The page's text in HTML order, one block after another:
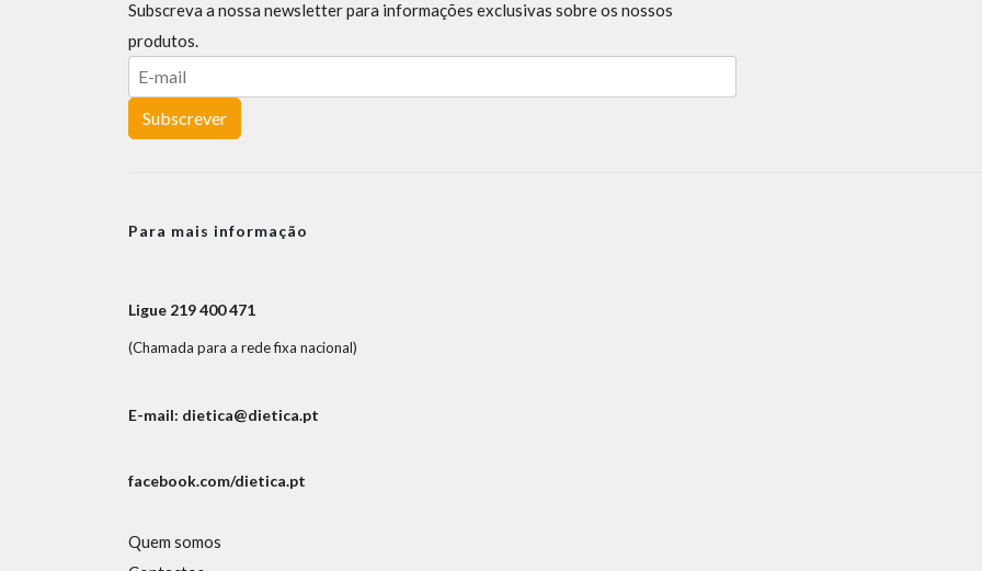
Subscreva a nossa newsletter para informações exclusivas sobre os nossos
produtos.
Subscrever
Para mais informação
Ligue 219 400 471
(Chamada para a rede fixa nacional)
E-mail: dietica@dietica.pt
facebook.com/dietica.pt
Quem somos